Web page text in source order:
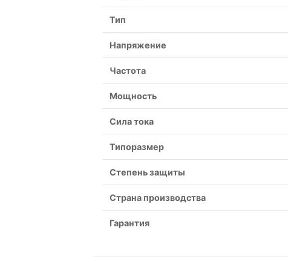
Тип
Напряжение
Частота
Мощность
Сила тока
Типоразмер
Степень защиты
Страна производства
Гарантия